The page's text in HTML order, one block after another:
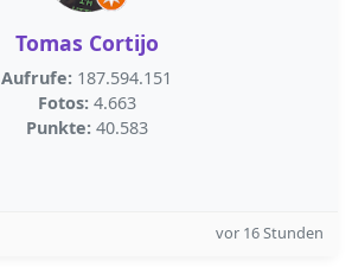
Tomas Cortijo
Aufrufe: 187.594.151
Fotos: 4.663
Punkte: 40.583
vor 16 Stunden